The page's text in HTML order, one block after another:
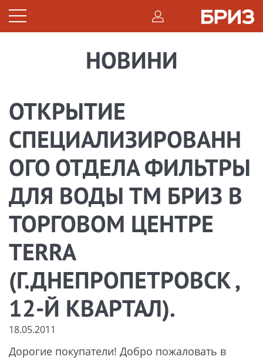
НОВИНИ
ОТКРЫТИЕ
СПЕЦИАЛИЗИРОВАНН
ОГО ОТДЕЛА ФИЛЬТРЫ
ДЛЯ ВОДЫ ТМ БРИЗ В
ТОРГОВОМ ЦЕНТРЕ
TERRA
(Г.ДНЕПРОПЕТРОВСК ,
12-Й КВАРТАЛ).
18.05.2011
Дорогие покупатели! Добро пожаловать в